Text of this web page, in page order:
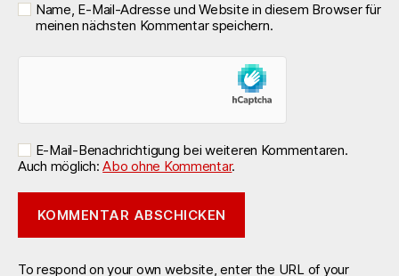
Name, E-Mail-Adresse und Website in diesem Browser für
meinen nächsten Kommentar speichern.
E-Mail-Benachrichtigung bei weiteren Kommentaren.
Auch möglich:Abo ohne Kommentar.
To respond on your own website, enter the URL of your